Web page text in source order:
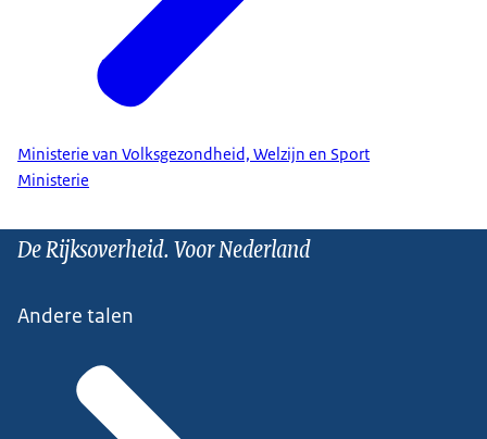
Ministerie van Volksgezondheid, Welzijn en Sport
Ministerie
De Rijksoverheid. Voor Nederland
Andere talen